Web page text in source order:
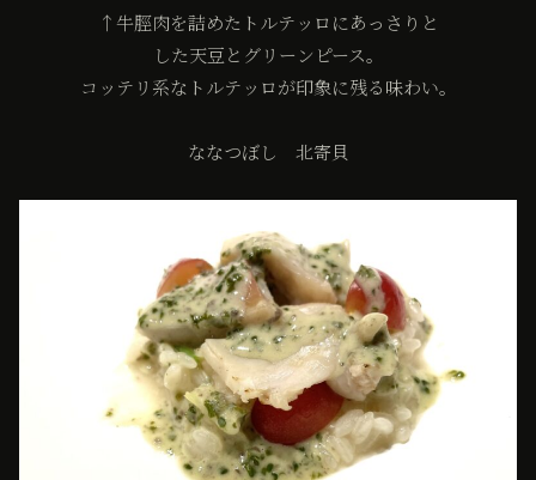
↑牛脛肉を詰めたトルテッロにあっさりと
した天豆とグリーンピース。
コッテリ系なトルテッロが印象に残る味わい。
ななつぼし 北寄貝